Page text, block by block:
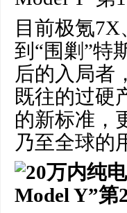
目前极氪
到“围剿”特
后的入局者
既往的过硬
的新标准，
乃至全球的